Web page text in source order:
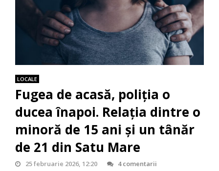
LOCALE
Fugea de acasă, poliția o
ducea înapoi. Relația dintre o
minoră de 15 ani și un tânăr
de 21 din Satu Mare
25 februarie 2026, 12:20 4 comentarii